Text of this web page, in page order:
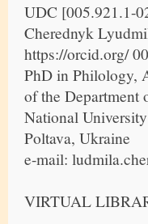
UDC [005.921.1-
Cherednyk
https://orcid.org/
PhD in Philology,
of the Department
National
Poltava, Ukraine
e-mail:
VIRTUAL